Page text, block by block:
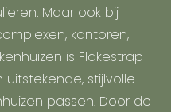
Maar ook bij
kantoren,
is Flakestrap
stijlvolle
passen. Door de